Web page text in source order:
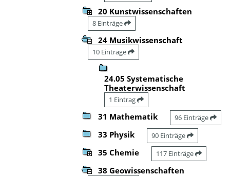
20 Kunstwissenschaften
8 Einträge
24 Musikwissenschaft
10 Einträge
24.05 Systematische
Theaterwissenschaft
1 Eintrag
31 Mathematik 96 Einträge
33 Physik 90 Einträge
35 Chemie 117 Einträge
38 Geowissenschaften